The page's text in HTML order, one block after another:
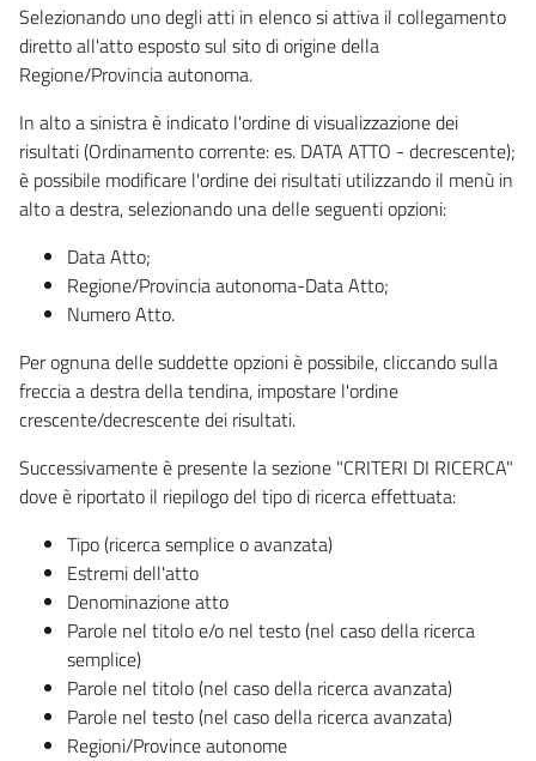
Selezionando uno degli atti in elenco si attiva il collegamento
diretto all'atto esposto sul sito di origine della
Regione/Provincia autonoma.
In alto a sinistra è indicato l'ordine di visualizzazione dei
risultati (Ordinamento corrente: es. DATA ATTO - decrescente);
è possibile modificare l'ordine dei risultati utilizzando il menù in
alto a destra, selezionando una delle seguenti opzioni:
Data Atto;
Regione/Provincia autonoma-Data Atto;
Numero Atto.
Per ognuna delle suddette opzioni è possibile, cliccando sulla
freccia a destra della tendina, impostare l'ordine
crescente/decrescente dei risultati.
Successivamente è presente la sezione "CRITERI DI RICERCA"
dove è riportato il riepilogo del tipo di ricerca effettuata:
Tipo (ricerca semplice o avanzata)
Estremi dell'atto
Denominazione atto
Parole nel titolo e/o nel testo (nel caso della ricerca
semplice)
Parole nel titolo (nel caso della ricerca avanzata)
Parole nel testo (nel caso della ricerca avanzata)
Regioni/Province autonome